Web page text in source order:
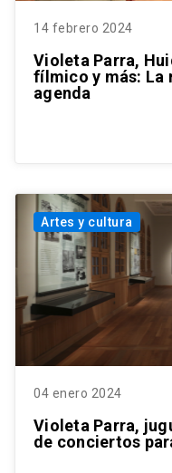
14 febrero 2024
Violeta Parra,
fílmico y más: La
agenda
Artes y cultura
04 enero 2024
Violeta Parra,
de conciertos